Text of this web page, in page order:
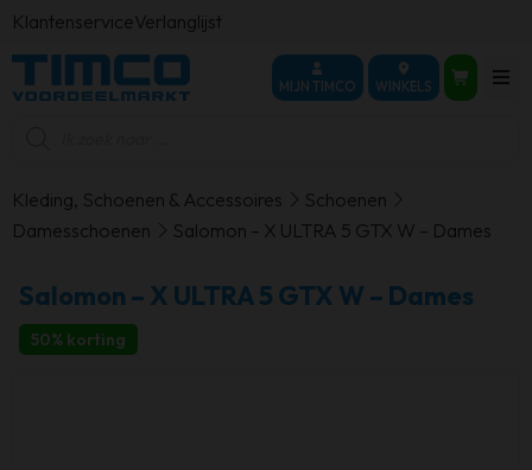
KlantenserviceVerlanglijst
MIJN TIMCO WINKELS
Kleding, Schoenen & Accessoires
Schoenen
Damesschoenen
Salomon – X ULTRA 5 GTX W – Dames
Salomon – X ULTRA 5 GTX W – Dames
50% korting